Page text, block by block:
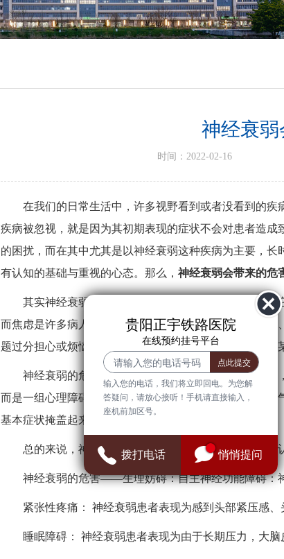
贵阳正宇铁路医院
在线预约挂号平台
输入您的电话，我们将立即回电。为您解
答疑问，请放心接听！手机请直接输入，
座机前加区号。
拨打电话 悄悄提问
神经衰
时间：2022-02-16
在我们的日常生活中，许多视野看到或者没看到的
疾病被忽视，就是因为其初期表现的症状不会对患者造
的困扰，而在其中尤其是以神经衰弱这种疾病为主要，
有认知的基础与重视的心态。那么， 神经衰弱会带来的危
其实神经衰弱的危害对于患者来说是全身心的。因为
而焦虑是许多病人的基本症状之一。焦虑可能是易于疲
题过分担心或烦恼，也会对未来可能发生的、难以预料的
神经衰弱的危害——心理妨碍：有些神经衰弱的病人
而是一组心理障碍的症状，如头昏、眼花、心慌、胸闷
基本症状掩盖起来。
总的来说，神经衰弱病人的临床表现是复杂的，通常
神经衰弱的危害——生理妨碍：自主神经功能障碍：
紧张性疼痛： 神经衰弱患者表现为感到头部紧压感
睡眠障碍： 神经衰弱患者表现为由于长期压力，大